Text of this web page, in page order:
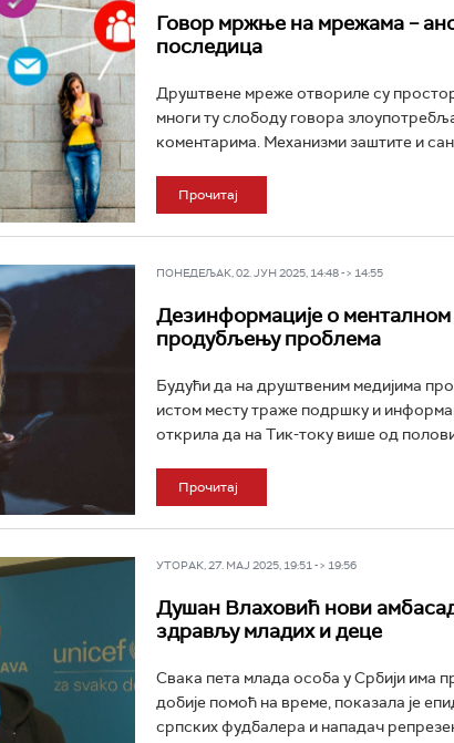
Говор мржње на мрежама –
последица
Друштвене мреже отвориле су
многи ту слободу говора
коментарима. Механизми заштите и
Прочитај
ПОНЕДЕЉАК, 02. ЈУН 2025, 14:48 -> 14:55
Дезинформације о
продубљењу проблема
Будући да на друштвеним медијима
истом месту траже подршку и
открила да на Тик-току више од
Прочитај
УТОРАК, 27. МАЈ 2025, 19:51 -> 19:56
Душан Влаховић нови
здрављу младих и деце
Свака пета млада особа у Србији има
добије помоћ на време, показала је
српских фудбалера и нападач